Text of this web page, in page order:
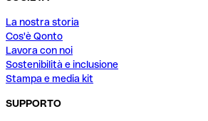
La nostra storia
Cos'è Qonto
Lavora con noi
Sostenibilità e inclusione
Stampa e media kit
SUPPORTO